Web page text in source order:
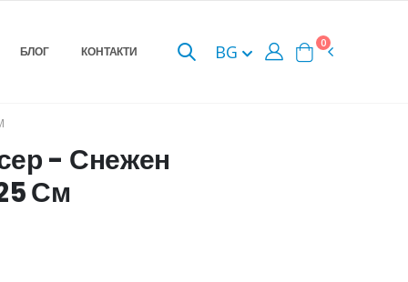
БЛОГ КОНТАКТИ BG 0
- Снежен
См